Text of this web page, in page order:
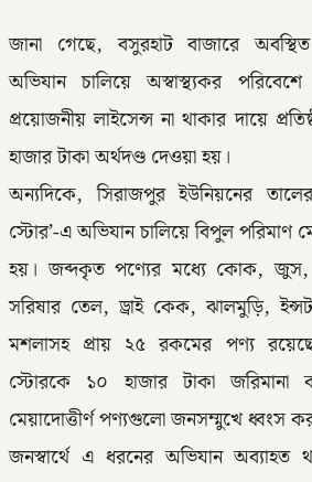
জানা গেছে, বসুরহাট বাজারে
অভিযান চালিয়ে অস্বাস্থ্যকর
প্রয়োজনীয় লাইসেন্স না থাকার দায়ে
হাজার টাকা অর্থদণ্ড দেওয়া হয়।
​অন্যদিকে, সিরাজপুর ইউনিয়নের
স্টোর’-এ অভিযান চালিয়ে বিপুল পরিমাণ
হয়। জব্দকৃত পণ্যের মধ্যে কোক, জুস,
সরিষার তেল, ড্রাই কেক, ঝালমুড়ি,
মশলাসহ প্রায় ২৫ রকমের পণ্য
স্টোরকে ১০ হাজার টাকা
মেয়াদোত্তীর্ণ পণ্যগুলো জনসম্মুখে ধ্বংস
​জনস্বার্থে এ ধরনের অভিযান অব্যাহত